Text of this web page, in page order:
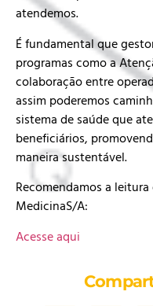
atendemos.
É fundamental que
programas como a
colaboração entre
assim poderemos
sistema de saúde que
beneficiários,
maneira sustentável.
Recomendamos a
MedicinaS/A:
Acesse aqui